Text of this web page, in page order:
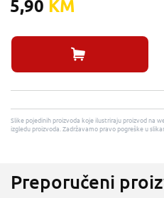
5,90 KM
Slike pojedinih proizvoda koje ilustriraju proizvod na
izgledu proizvoda. Zadržavamo pravo pogreške u
Preporučeni